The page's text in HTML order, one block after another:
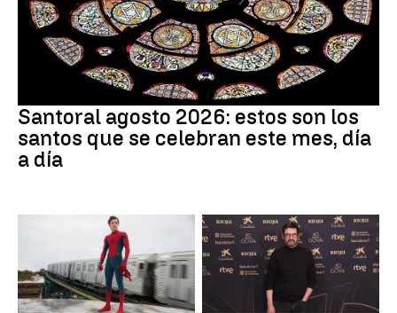
Santoral agosto 2026: estos son los
santos que se celebran este mes, día
a día
Cine Actor